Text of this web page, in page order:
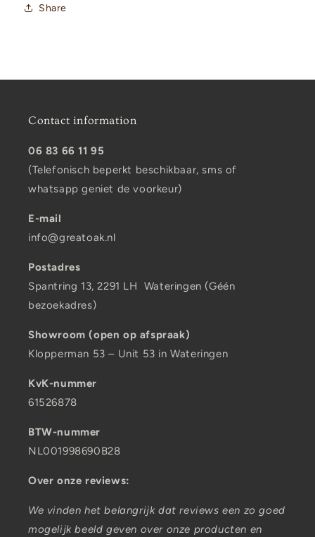
Share
Contact information
06 83 66 11 95
(Telefonisch beperkt beschikbaar, sms of
whatsapp geniet de voorkeur)
E-mail
info@greatoak.nl
Postadres
Spantring 13, 2291 LH Wateringen (Géén
bezoekadres)
Showroom (open op afspraak)
Klopperman 53 – Unit 53 in Wateringen
KvK-nummer
61526878
BTW-nummer
NL001998690B28
Over onze reviews:
We vinden het belangrijk dat reviews een zo goed
mogelijk beeld geven over onze producten en